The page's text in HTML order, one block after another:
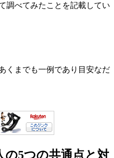
調べてみたことを記載してい
くまでも一例であり目安なだ
の5つの共通点と対